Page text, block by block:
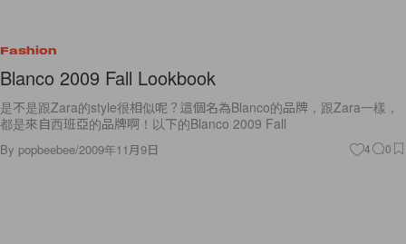
Fashion
Blanco 2009 Fall Lookbook
是不是跟Zara的style很相似呢？這個名為Blanco的品牌，跟Zara一樣，
都是來自西班亞的品牌啊！以下的Blanco 2009 Fall
By popbeebee/2009年11月9日 4 0